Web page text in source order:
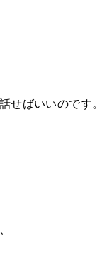
せばいいのです。